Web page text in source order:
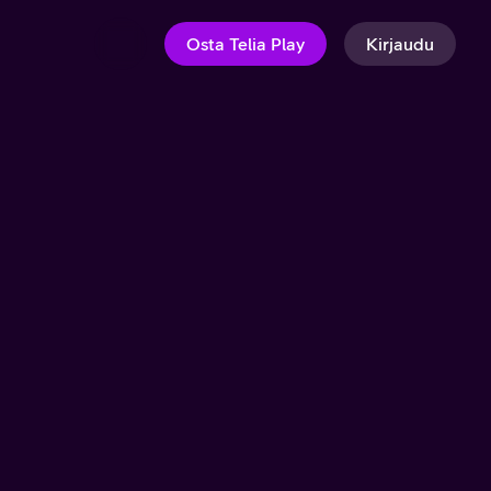
Osta Telia Play Kirjaudu